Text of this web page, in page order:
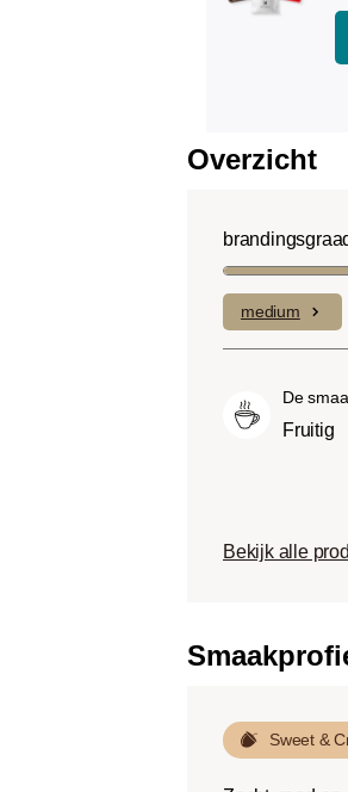
Overzicht
medium
De
Fruitig
Bekijk alle
Sweet &